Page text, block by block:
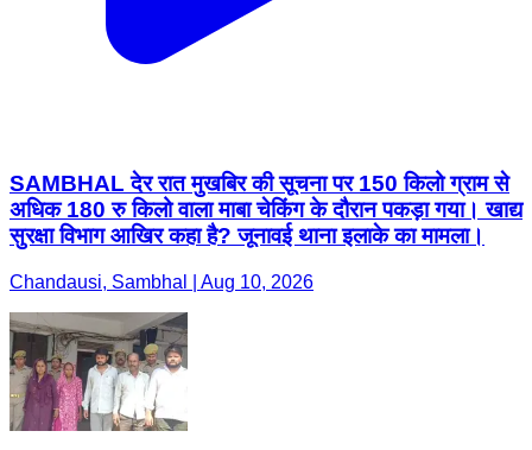
SAMBHAL देर रात मुखबिर की सूचना पर 150 किलो ग्राम से
अधिक 180 रु किलो वाला माबा चेकिंग के दौरान पकड़ा गया। खाद्य
सुरक्षा विभाग आखिर कहा है? जूनावई थाना इलाके का मामला।
Chandausi, Sambhal | Aug 10, 2026